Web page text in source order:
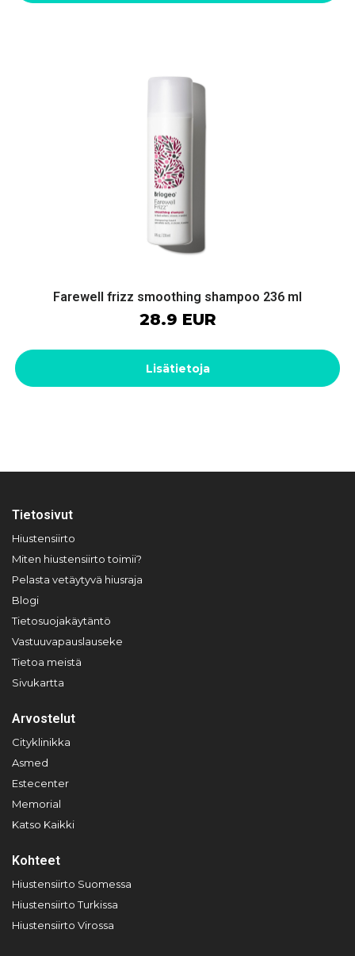
Farewell frizz smoothing shampoo 236 ml
28.9 EUR
Lisätietoja
Tietosivut
Hiustensiirto
Miten hiustensiirto toimii?
Pelasta vetäytyvä hiusraja
Blogi
Tietosuojakäytäntö
Vastuuvapauslauseke
Tietoa meistä
Sivukartta
Arvostelut
Cityklinikka
Asmed
Estecenter
Memorial
Katso Kaikki
Kohteet
Hiustensiirto Suomessa
Hiustensiirto Turkissa
Hiustensiirto Virossa